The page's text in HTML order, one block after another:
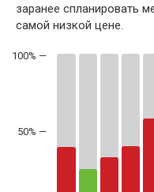
заранее спланировать
самой низкой цене.
50% —